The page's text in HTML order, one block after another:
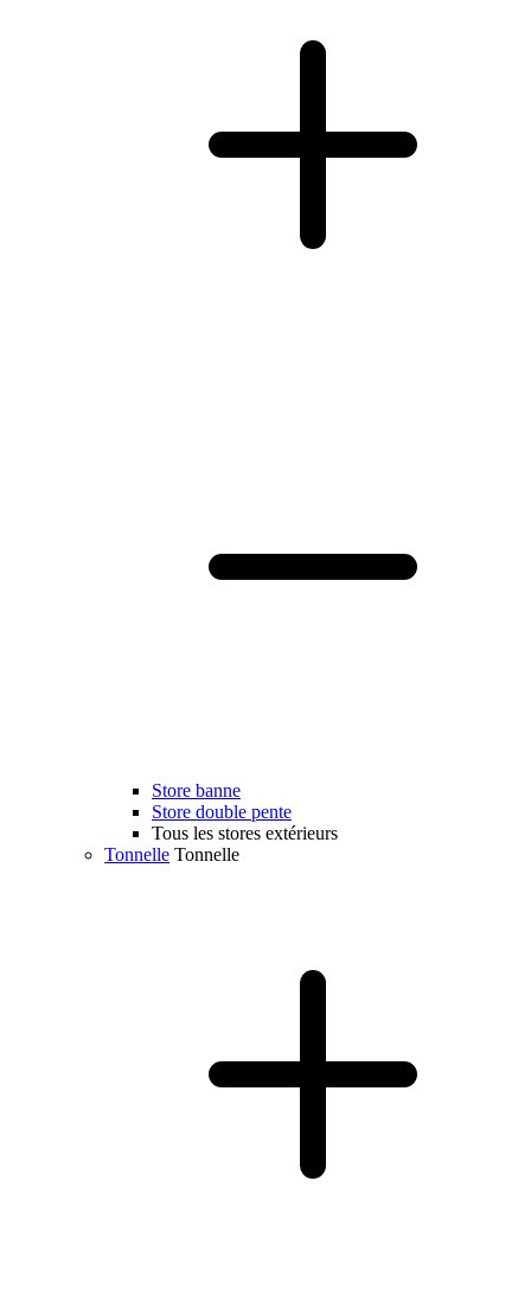
Store banne
Store double pente
Tous les stores extérieurs
Tonnelle Tonnelle